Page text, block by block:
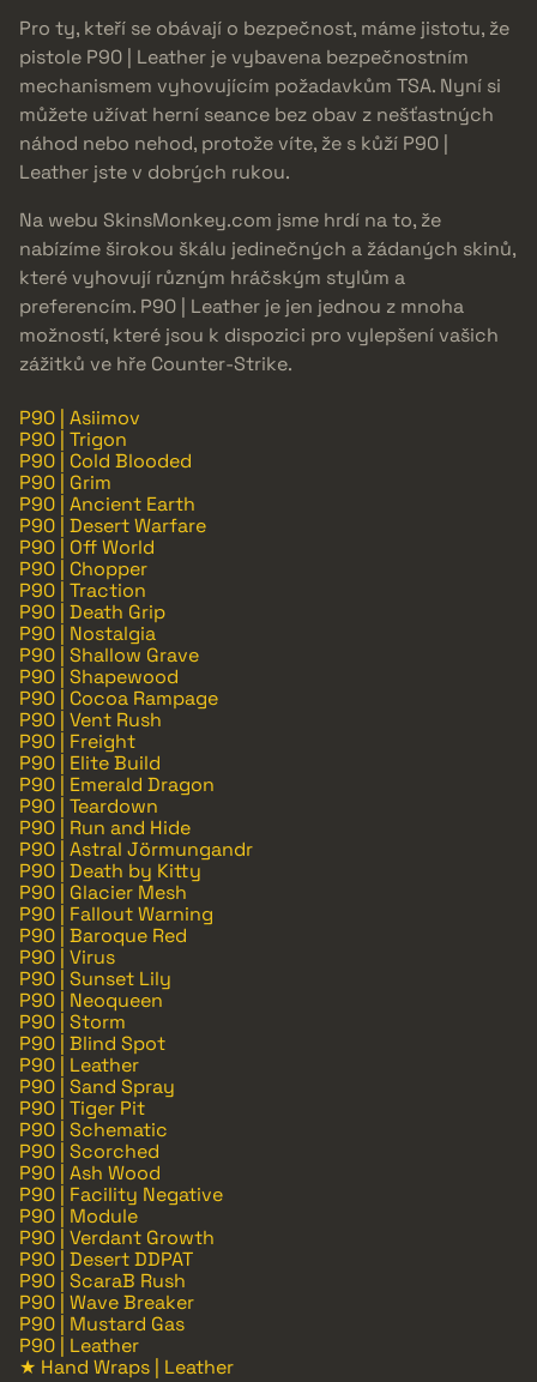
Pro ty, kteří se obávají o bezpečnost, máme jistotu, že
pistole P90 | Leather je vybavena bezpečnostním
mechanismem vyhovujícím požadavkům TSA. Nyní si
můžete užívat herní seance bez obav z nešťastných
náhod nebo nehod, protože víte, že s kůží P90 |
Leather jste v dobrých rukou.
Na webu SkinsMonkey.com jsme hrdí na to, že
nabízíme širokou škálu jedinečných a žádaných skinů,
které vyhovují různým hráčským stylům a
preferencím. P90 | Leather je jen jednou z mnoha
možností, které jsou k dispozici pro vylepšení vašich
zážitků ve hře Counter-Strike.
P90 | Asiimov
P90 | Trigon
P90 | Cold Blooded
P90 | Grim
P90 | Ancient Earth
P90 | Desert Warfare
P90 | Off World
P90 | Chopper
P90 | Traction
P90 | Death Grip
P90 | Nostalgia
P90 | Shallow Grave
P90 | Shapewood
P90 | Cocoa Rampage
P90 | Vent Rush
P90 | Freight
P90 | Elite Build
P90 | Emerald Dragon
P90 | Teardown
P90 | Run and Hide
P90 | Astral Jörmungandr
P90 | Death by Kitty
P90 | Glacier Mesh
P90 | Fallout Warning
P90 | Baroque Red
P90 | Virus
P90 | Sunset Lily
P90 | Neoqueen
P90 | Storm
P90 | Blind Spot
P90 | Leather
P90 | Sand Spray
P90 | Tiger Pit
P90 | Schematic
P90 | Scorched
P90 | Ash Wood
P90 | Facility Negative
P90 | Module
P90 | Verdant Growth
P90 | Desert DDPAT
P90 | ScaraB Rush
P90 | Wave Breaker
P90 | Mustard Gas
P90 | Leather
★ Hand Wraps | Leather